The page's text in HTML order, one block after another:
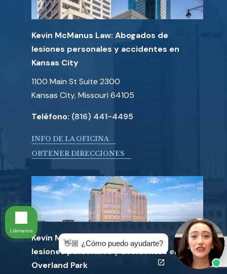
Kevin McManus Law: Abogados de
lesiones personales y accidentes en
Kansas City
1100 Main St Suite 2300
Kansas City, Missouri 64105
Teléfono: (816) 441-4495
INFO DE LA OFICINA
OBTENER DIRECCIONES
Kevin McManus Law: Abogados de
lesiones personales y accidentes en
Overland Park
👋🏼 ¿Cómo puedo ayudarte?
Llámanos